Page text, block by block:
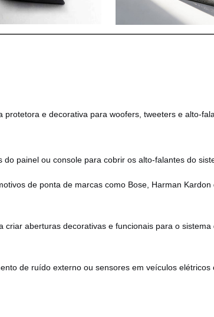
protetora e decorativa para woofers, tweeters e alto-
do painel ou console para cobrir os alto-falantes do
de ponta de marcas como Bose, Harman
criar aberturas decorativas e funcionais para o
de ruído externo ou sensores em veículos elétricos